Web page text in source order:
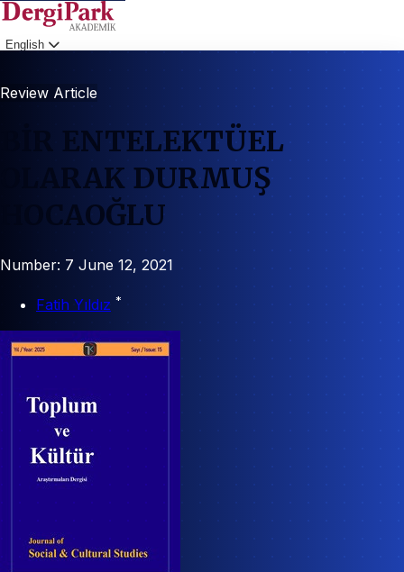
English
Review Article
BİR ENTELEKTÜEL
OLARAK DURMUŞ
HOCAOĞLU
Number: 7 June 12, 2021
Fatih Yıldız *